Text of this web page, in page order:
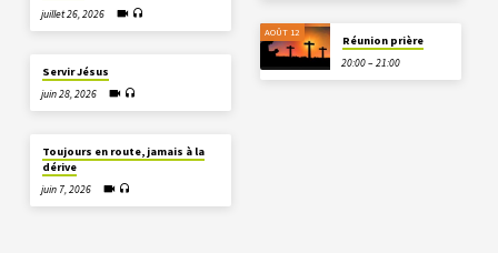
juillet 26, 2026
Servir Jésus
juin 28, 2026
Toujours en route, jamais à la
dérive
juin 7, 2026
AOÛT 12
Réunion prière
20:00 – 21:00